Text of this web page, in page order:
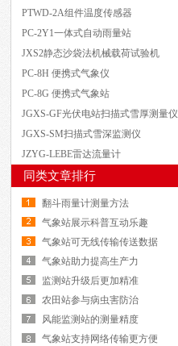
PTWD-2A组件温度传感器
PC-2Y1一体式自动雨量站
JXS2静态沙袋法机械载荷试验机
PC-8H 便携式气象仪
PC-8G 便携式气象站
JGXS-GF光伏电站扫描式雪厚测量仪
JGXS-SM扫描式雪深监测仪
JZYG-LEBE雷达流量计
同类文章排行
翻斗雨量计测量方法
气象站展示科普互动乐趣
气象站可无线传输传送数据
气象站助力提高生产力
监测站升级后更加精准
农田站参与病虫害防治
风能监测站的测量精度
气象站支持网络传输更方便